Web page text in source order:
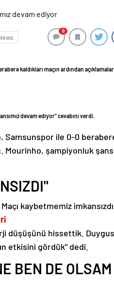
0
kaldıkları maçın ardından
devam ediyor" cevabını verdi.
ile 0-0 berabere
Mourinho, şampiyonluk
kaybetmemiz
düşüşünü hissettik.
etkisini gördük" dedi.
BEN DE OLSAM